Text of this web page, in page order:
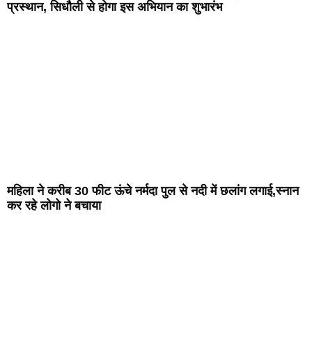
प्रस्थान, सिधौली से होगा इस अभियान का शुभारंभ
महिला ने करीब 30 फीट ऊंचे नर्मदा पुल से नदी में छलांग लगाई,स्नान
कर रहे लोगो ने बचाया